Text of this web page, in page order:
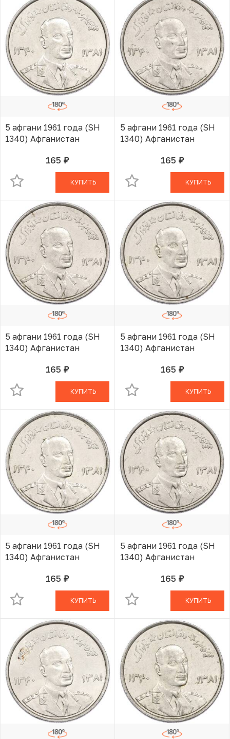
5 афгани 1961 года (SH
1340) Афганистан
165 руб.В КОРЗИНЕ
КУПИТЬ
5 афгани 1961 года (SH
1340) Афганистан
165 руб.В КОРЗИНЕ
КУПИТЬ
5 афгани 1961 года (SH
1340) Афганистан
165 руб.В КОРЗИНЕ
КУПИТЬ
5 афгани 1961 года (SH
1340) Афганистан
165 руб.В КОРЗИНЕ
КУПИТЬ
5 афгани 1961 года (SH
1340) Афганистан
165 руб.В КОРЗИНЕ
КУПИТЬ
5 афгани 1961 года (SH
1340) Афганистан
165 руб.В КОРЗИНЕ
КУПИТЬ